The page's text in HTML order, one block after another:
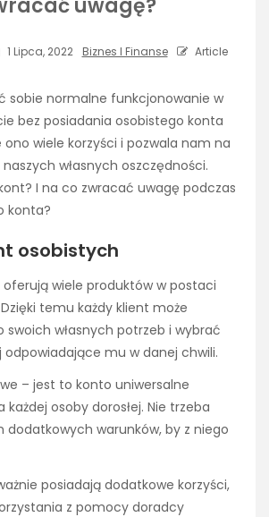
uwagę?
1 Lipca, 2022 Biznes I Finanse Article
sobie normalne funkcjonowanie w
bez posiadania osobistego konta
ono wiele korzyści i pozwala nam na
własnych oszczędności.
I na co zwracać uwagę podczas
konta?
osobistych
oferują wiele produktów w postaci
temu każdy klient może
własnych potrzeb i wybrać
odpowiadające mu w danej chwili.
– jest to konto uniwersalne
osoby dorosłej. Nie trzeba
dodatkowych warunków, by z niego
posiadają dodatkowe korzyści,
z pomocy doradcy